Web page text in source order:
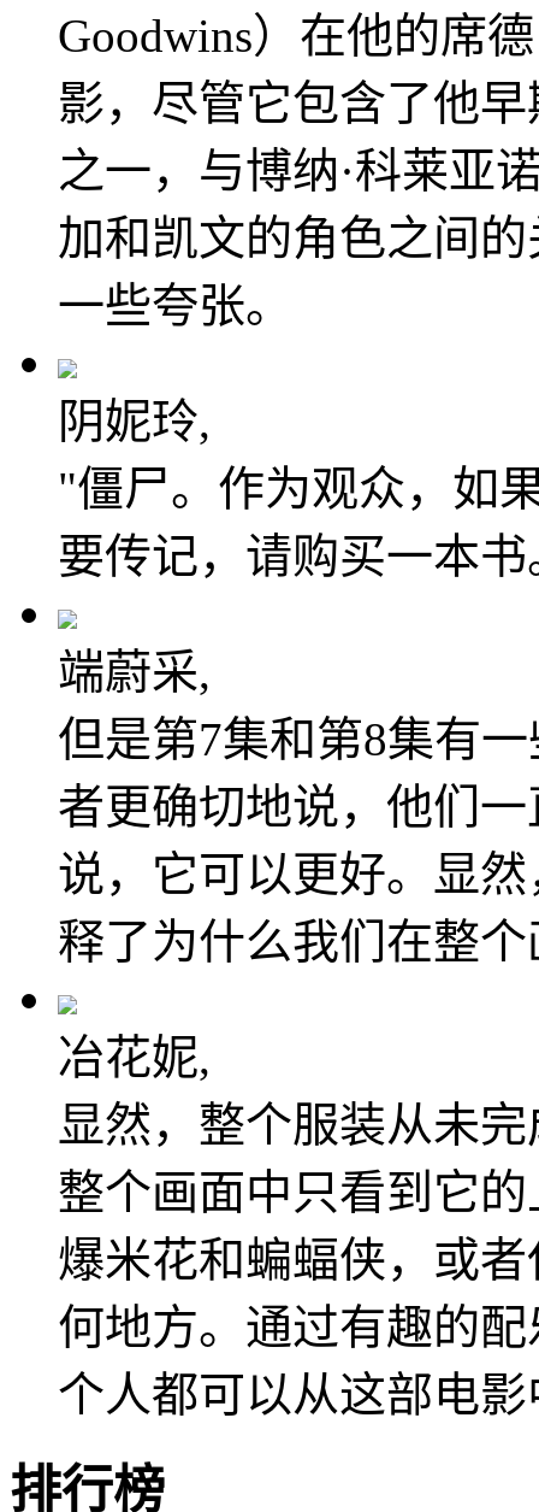
Goodwins）在他的席
影，尽管它包含了他
之一，与博纳·科莱亚
加和凯文的角色之间
一些夸张。
阴妮玲,
"僵尸。作为观众，如
要传记，请购买一本
端蔚采,
但是第7集和第8集有
者更确切地说，他们
说，它可以更好。显
释了为什么我们在整
冶花妮,
显然，整个服装从未
整个画面中只看到它
爆米花和蝙蝠侠，或
何地方。通过有趣的
个人都可以从这部电
排行榜